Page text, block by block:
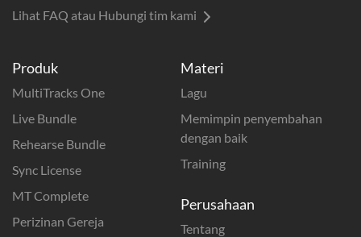
Produk
MultiTracks One
Live Bundle
Rehearse Bundle
Sync License
MT Complete
Perizinan Gereja
Materi
Lagu
Memimpin penyembahan
dengan baik
Training
Perusahaan
Tentang
Lihat FAQ atau Hubungi tim kami